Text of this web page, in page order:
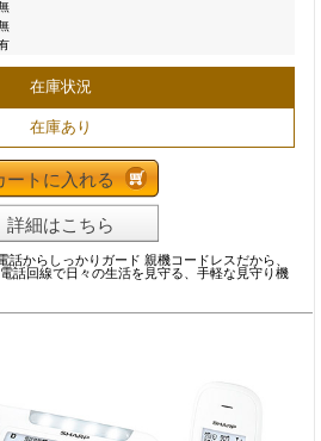
在庫状況
在庫あり
ートに入れる
詳細はこちら
話からしっかりガード 親機コードレスだから、
話回線で日々の生活を見守る、手軽な見守り機